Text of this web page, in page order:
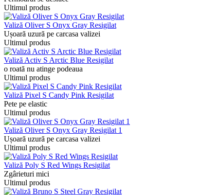
Ultimul produs
Valiză Oliver S Onyx Gray Resigilat
Ușoară uzură pe carcasa valizei
Ultimul produs
Valiză Activ S Arctic Blue Resigilat
o roată nu atinge podeaua
Ultimul produs
Valiză Pixel S Candy Pink Resigilat
Pete pe elastic
Ultimul produs
Valiză Oliver S Onyx Gray Resigilat 1
Ușoară uzură pe carcasa valizei
Ultimul produs
Valiză Poly S Red Wings Resigilat
Zgârieturi mici
Ultimul produs